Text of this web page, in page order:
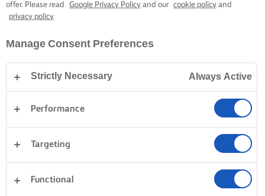
offer. Please read
Google Privacy Policy and our cookie policy and
privacy policy
Manage Consent Preferences
Strictly Necessary Always Active
Performance
Targeting
Functional